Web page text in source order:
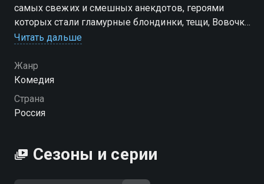
самых свежих и смешных анекдотов, героями
которых стали гламурные блондинки, тещи, Вовочки
и Казановы в шкафу. В главных ролях шоу снялись
них выбрал себе роль по душе. Андрей Федорцов –
преданный семьянин, поэтому выбрал для себя
роли мужей. Семен Стругачев выбрал анекдоты о
мужской дружбе. А Юрий Гальцев сыграл
армии.
Посмотреть онлайн 1 сезон сериала Анекдоты вы
Читать дальше
Жанр
Комедия
Страна
Россия
Сезоны и серии